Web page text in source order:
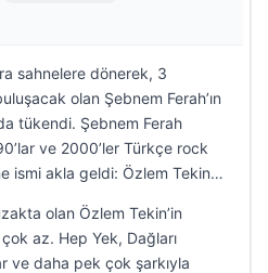
sahnelere dönerek, 3
olan Şebnem Ferah’ın
tükendi. Şebnem Ferah
ve 2000’ler Türkçe rock
ismi akla geldi: Özlem Tekin…
olan Özlem Tekin’in
az. Hep Yek, Dağları
ve daha pek çok şarkıyla